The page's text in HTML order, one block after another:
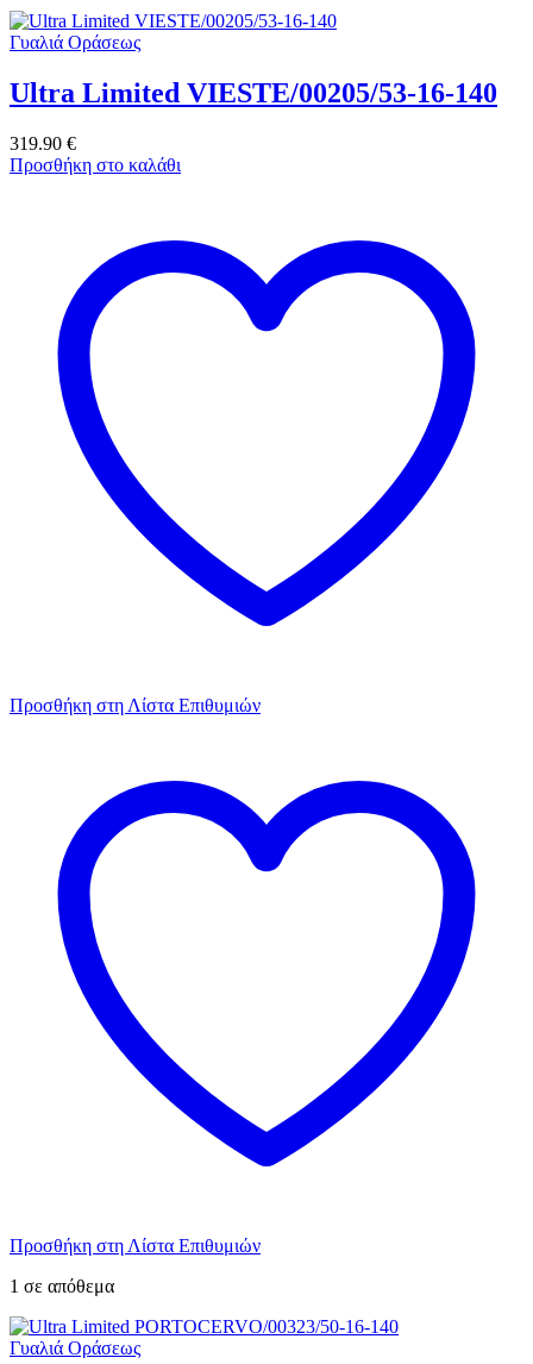
Γυαλιά Οράσεως
Ultra Limited VIESTE/00205/53-16-140
319.90 €
Προσθήκη στο καλάθι
Προσθήκη στη Λίστα Επιθυμιών
Προσθήκη στη Λίστα Επιθυμιών
1 σε απόθεμα
Γυαλιά Οράσεως